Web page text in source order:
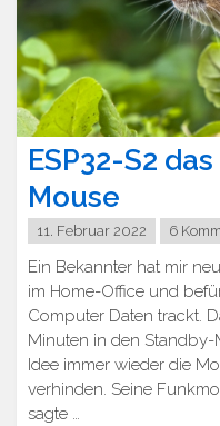
ESP32-S2
Mouse
11. Februar 2022 6
Ein Bekannter hat mir
im Home-Office und
Computer Daten trackt.
Minuten in den
Idee immer wieder die
verhinden. Seine
sagte …